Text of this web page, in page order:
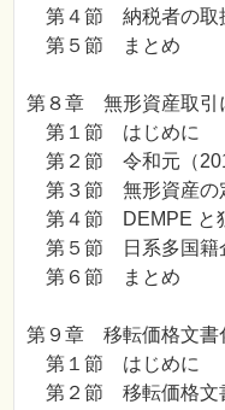
第４節 納税者の取
第５節 まとめ
第８章 無形資産取引
第１節 はじめに
第２節 令和元（
第３節 無形資産の
第４節 DEMPE と
第５節 日系多国籍
第６節 まとめ
第９章 移転価格文書
第１節 はじめに
第２節 移転価格文